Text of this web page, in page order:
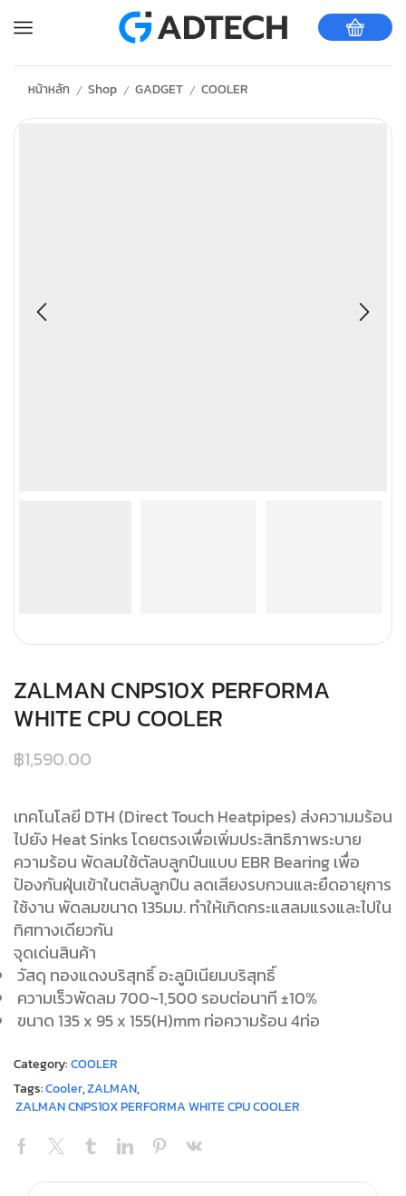
หน้าหลัก / Shop / GADGET / COOLER
ZALMAN CNPS10X PERFORMA
WHITE CPU COOLER
฿1,590.00
เทคโนโลยี DTH (Direct Touch Heatpipes) ส่งความมร้อน
ไปยัง Heat Sinks โดยตรงเพื่อเพิ่มประสิทธิภาพระบาย
ความร้อน พัดลมใช้ตัลบลูกปืนแบบ EBR Bearing เพื่อ
ป้องกันฝุ่นเข้าในตลับลูกปืน ลดเสียงรบกวนและยืดอายุการ
ใช้งาน พัดลมขนาด 135มม. ทำให้เกิดกระแสลมแรงและไปใน
ทิศทางเดียวกัน
จุดเด่นสินค้า
วัสดุ ทองแดงบริสุทธิ์ อะลูมิเนียมบริสุทธิ์
ความเร็วพัดลม 700~1,500 รอบต่อนาที ±10%
ขนาด 135 x 95 x 155(H)mm ท่อความร้อน 4ท่อ
Category:COOLER
Tags:Cooler,ZALMAN,
ZALMAN CNPS10X PERFORMA WHITE CPU COOLER